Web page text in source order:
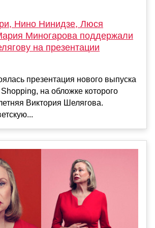
Нино Нинидзе, Люся
Миногарова поддержали
на презентации
презентация нового выпуска
на обложке которого
Виктория Шелягова.